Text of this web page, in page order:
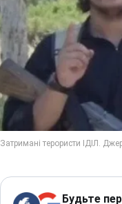
Будьте